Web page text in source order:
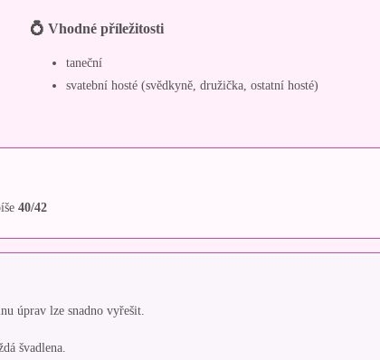
💍 Vhodné příležitosti
taneční
svatební hosté (svědkyně, družička, ostatní hosté)
40/42
úprav lze snadno vyřešit.
švadlena.